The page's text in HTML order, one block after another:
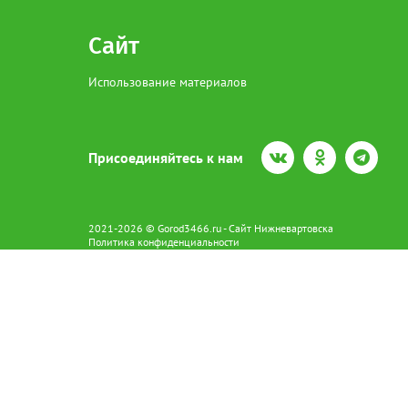
Сайт
Использование материалов
Присоединяйтесь к нам
2021-2026 © Gorod3466.ru - Сайт Нижневартовска
Политика конфиденциальности